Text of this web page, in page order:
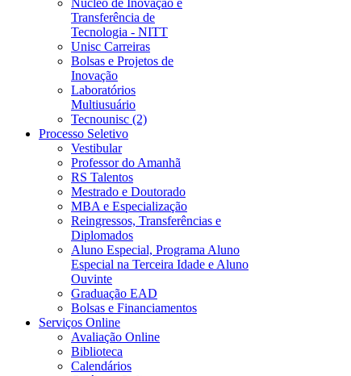
Núcleo de Inovação e
Transferência de
Tecnologia - NITT
Unisc Carreiras
Bolsas e Projetos de
Inovação
Laboratórios
Multiusuário
Tecnounisc (2)
Processo Seletivo
Vestibular
Professor do Amanhã
RS Talentos
Mestrado e Doutorado
MBA e Especialização
Reingressos, Transferências e
Diplomados
Aluno Especial, Programa Aluno
Especial na Terceira Idade e Aluno
Ouvinte
Graduação EAD
Bolsas e Financiamentos
Serviços Online
Avaliação Online
Biblioteca
Calendários